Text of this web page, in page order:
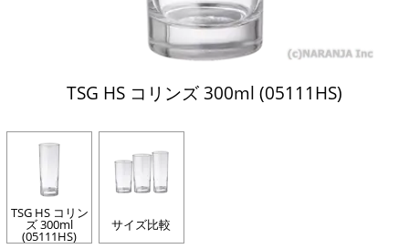
TSG HS コリンズ 300ml (05111HS)
TSG HS コリン
ズ 300ml
(05111HS)
サイズ比較